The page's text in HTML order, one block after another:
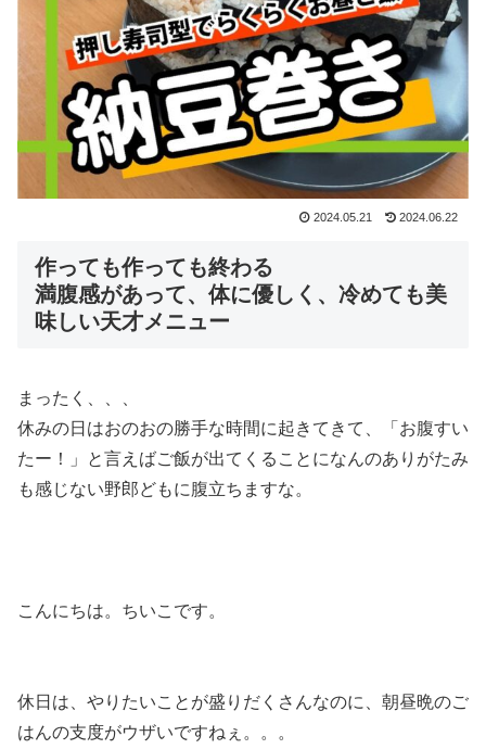
2024.05.21 2024.06.22
作っても作っても終わる
満腹感があって、体に優しく、冷めても美
味しい天才メニュー
まったく、、、
休みの日はおのおの勝手な時間に起きてきて、「お腹すい
たー！」と言えばご飯が出てくることになんのありがたみ
も感じない野郎どもに腹立ちますな。
こんにちは。ちいこです。
休日は、やりたいことが盛りだくさんなのに、朝昼晩のご
はんの支度がウザいですねぇ。。。